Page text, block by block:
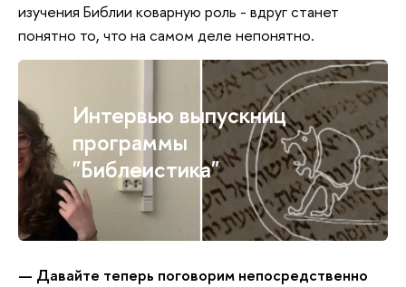
изучения Библии коварную роль - вдруг станет
понятно то, что на самом деле непонятно.
Интервью выпускниц
программы
"Библеистика"
— Давайте теперь поговорим непосредственно